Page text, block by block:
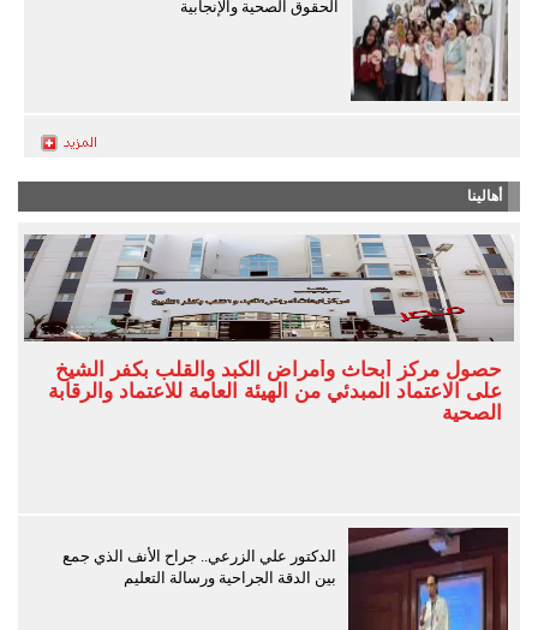
الحقوق الصحية والإنجابية
أهالينا
حصول مركز أبحاث وأمراض الكبد والقلب بكفر الشيخ
على الاعتماد المبدئي من الهيئة العامة للاعتماد والرقابة
الصحية
الدكتور علي الزرعي.. جراح الأنف الذي جمع
بين الدقة الجراحية ورسالة التعليم